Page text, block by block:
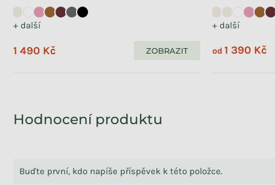
Hodnocení produktu
Buďte první, kdo napíše příspěvek k této položce.
+ další
1 490 Kč ZOBRAZIT
+ další
od 1 390 Kč